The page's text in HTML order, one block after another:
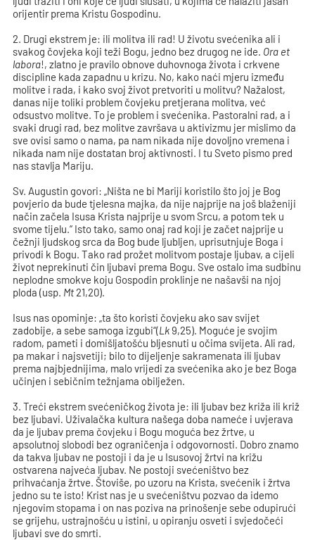
orijentir prema Kristu Gospodinu.
2. Drugi ekstrem je: ili molitva ili rad! U životu svećenika ali i
svakog čovjeka koji teži Bogu, jedno bez drugog ne ide. Ora et
labora!, zlatno je pravilo obnove duhovnoga života i crkvene
discipline kada zapadnu u krizu. No, kako naći mjeru između
molitve i rada, i kako svoj život pretvoriti u molitvu? Nažalost,
danas nije toliki problem čovjeku pretjerana molitva, već
odsustvo molitve. To je problem i svećenika. Pastoralni rad, a i
svaki drugi rad, bez molitve završava u aktivizmu jer mislimo da
sve ovisi samo o nama, pa nam nikada nije dovoljno vremena i
nikada nam nije dostatan broj aktivnosti. I tu Sveto pismo pred
nas stavlja Mariju.
Sv. Augustin govori: „Ništa ne bi Mariji koristilo što joj je Bog
povjerio da bude tjelesna majka, da nije najprije na još blaženiji
način začela Isusa Krista najprije u svom Srcu, a potom tek u
svome tijelu.“ Isto tako, samo onaj rad koji je začet najprije u
čežnji ljudskog srca da Bog bude ljubljen, uprisutnjuje Boga i
privodi k Bogu. Tako rad prožet molitvom postaje ljubav, a cijeli
život neprekinuti čin ljubavi prema Bogu. Sve ostalo ima sudbinu
neplodne smokve koju Gospodin proklinje ne našavši na njoj
ploda (usp. Mt 21,20).
Isus nas opominje: „ta što koristi čovjeku ako sav svijet
zadobije, a sebe samoga izgubi“(Lk9,25). Moguće je svojim
radom, pameti i domišljatošću bljesnuti u očima svijeta. Ali rad,
pa makar i najsvetiji; bilo to dijeljenje sakramenata ili ljubav
prema najbjednijima, malo vrijedi za svećenika ako je bez Boga
učinjen i sebičnim težnjama obilježen.
3. Treći ekstrem svećeničkog života je: ili ljubav bez križa ili križ
bez ljubavi. Uživalačka kultura našega doba nameće i uvjerava
da je ljubav prema čovjeku i Bogu moguća bez žrtve, u
apsolutnoj slobodi bez ograničenja i odgovornosti. Dobro znamo
da takva ljubav ne postoji i da je u Isusovoj žrtvi na križu
ostvarena najveća ljubav. Ne postoji svećeništvo bez
prihvaćanja žrtve. Štoviše, po uzoru na Krista, svećenik i žrtva
jedno su te isto! Krist nas je u svećeništvu pozvao da idemo
njegovim stopama i on nas poziva na prinošenje sebe odupirući
se grijehu, ustrajnošću u istini, u opiranju osveti i svjedočeći
ljubavi sve do smrti.